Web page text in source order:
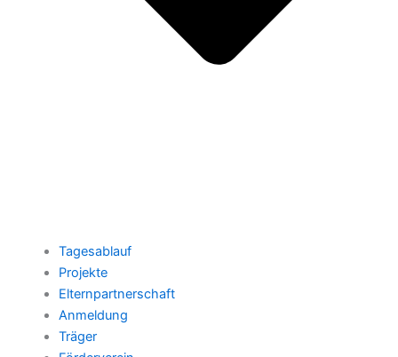
Tagesablauf
Projekte
Elternpartnerschaft
Anmeldung
Träger